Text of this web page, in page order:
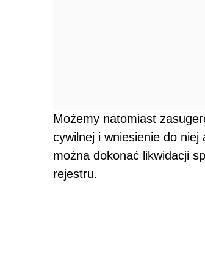
Możemy natomiast
cywilnej i wniesienie do niej
można dokonać likwidacji
rejestru.